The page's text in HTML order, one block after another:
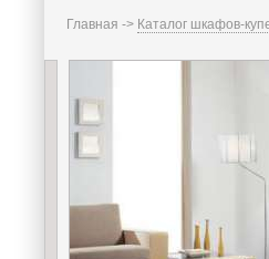
Главная -> Каталог шкафов-